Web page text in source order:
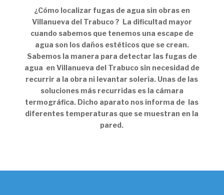
¿Cómo localizar fugas de agua sin obras en
Villanueva del Trabuco ? La dificultad mayor
cuando sabemos que tenemos una escape de
agua son los daños estéticos que se crean.
Sabemos la manera para detectar las fugas de
agua en Villanueva del Trabuco sin necesidad de
recurrir a la obra ni levantar solería. Unas de las
soluciones más recurridas es la cámara
termográfica. Dicho aparato nos informa de las
diferentes temperaturas que se muestran en la
pared.